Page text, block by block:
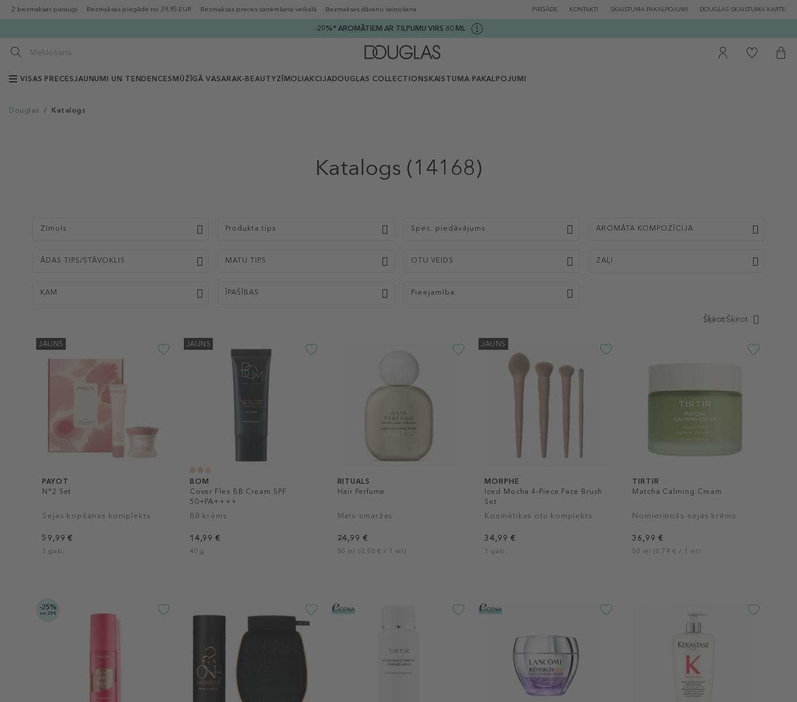
2 bezmaksas paraugi Bezmaksas piegāde no 39.95 EUR Bezmaksas preces saņemšana veikalā Bezmaksas dāvanu saiņošana PIEGĀDE KONTAKTI SKAISTUMA PAKALPOJUMI DOUGLAS SKAISTUMA KARTE
-25%* AROMĀTIEM AR TILPUMU VIRS 80 ML
VISAS PRECESJAUNUMI UN TENDENCES MŪŽĪGĀ VASARAK-BEAUTYZĪMOLIAKCIJADOUGLAS COLLECTION SKAISTUMA PAKALPOJUMI
Douglas / Katalogs
Katalogs (14168)
Zīmols Produkta tips Spec. piedāvājums AROMĀTA KOMPOZĪCIJA
ĀDAS TIPS/STĀVOKLIS MATU TIPS OTU VEIDS ZAĻI
KAM ĪPAŠĪBAS Pieejamība
Šķirot:Šķirot
JAUNS
PAYOT
N°2 Set
Sejas kopšanas komplekts
59,99 €
1 gab.
JAUNS
BOM
Cover Flex BB Cream SPF
50+PA++++
BB krēms
14,99 €
40 g
RITUALS
Hair Perfume
Matu smaržas
24,99 €
50 ml (0,50 € / 1 ml)
JAUNS
MORPHE
Iced Mocha 4-Piece Face Brush
Set
Kosmētikas otu komplekts
34,99 €
1 gab.
TIRTIR
Matcha Calming Cream
Nomierinošs sejas krēms
36,99 €
50 ml (0,74 € / 1 ml)
-25%
no 29€